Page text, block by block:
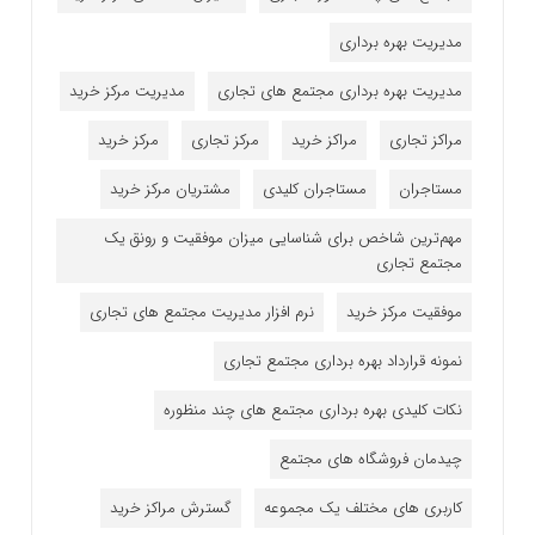
مدیریت بهره برداری
مدیریت بهره برداری مجتمع های تجاری
مدیریت مرکز خرید
مراکز تجاری
مراکز خرید مرکز تجاری
مرکز خرید
مستاجران
مستاجران کلیدی
مشتریان مرکز خرید
مهم‌ترین شاخص برای شناسایی میزان موفقیت و رونق یک
مجتمع تجاری
موفقیت مرکز خرید
نرم افزار مدیریت مجتمع های تجاری
نمونه قرارداد بهره برداری مجتمع تجاری
نکات کلیدی بهره برداری مجتمع های چند منظوره
چیدمان فروشگاه های مجتمع
کاربری های مختلف یک مجموعه
گسترش مراکز خرید